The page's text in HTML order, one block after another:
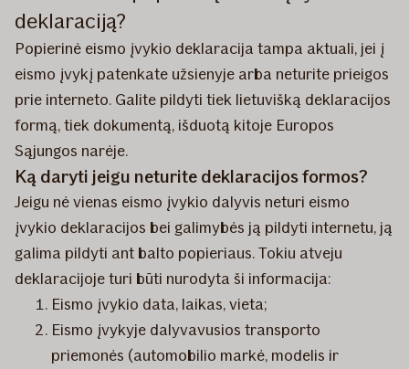
deklaraciją?
Popierinė eismo įvykio deklaracija tampa aktuali, jei į
eismo įvykį patenkate užsienyje arba neturite prieigos
prie interneto. Galite pildyti tiek lietuvišką deklaracijos
formą, tiek dokumentą, išduotą kitoje Europos
Sąjungos narėje.
Ką daryti jeigu neturite deklaracijos formos?
Jeigu nė vienas eismo įvykio dalyvis neturi eismo
įvykio deklaracijos bei galimybės ją pildyti internetu, ją
galima pildyti ant balto popieriaus. Tokiu atveju
deklaracijoje turi būti nurodyta ši informacija:
Eismo įvykio data, laikas, vieta;
Eismo įvykyje dalyvavusios transporto
priemonės (automobilio markė, modelis ir